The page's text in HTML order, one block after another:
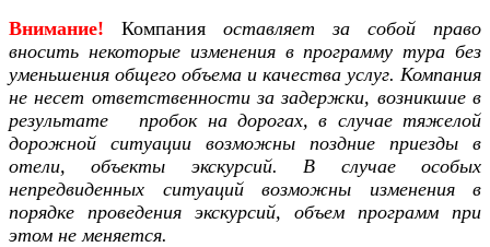
Внимание!
Компания оставляет за собой право
вносить некоторые изменения в программу тура без
уменьшения общего объема и качества услуг. Компания
не несет ответственности за задержки, возникшие в
результате пробок на дорогах, в случае тяжелой
дорожной ситуации возможны поздние приезды в
отели, объекты экскурсий. В случае особых
непредвиденных ситуаций возможны изменения в
порядке проведения экскурсий, объем программ при
этом не меняется.